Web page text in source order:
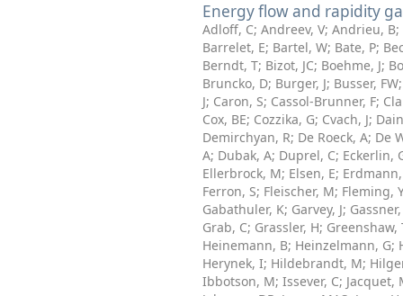
Energy flow and rapidity
Adloff, C; Andreev, V; Andrieu, B;
Barrelet, E; Bartel, W; Bate, P;
Berndt, T; Bizot, JC; Boehme, J;
Bruncko, D; Burger, J; Busser, FW
J; Caron, S; Cassol-Brunner, F;
Cox, BE; Cozzika, G; Cvach, J;
Demirchyan, R; De Roeck, A; De
A; Dubak, A; Duprel, C; Eckerlin,
Ellerbrock, M; Elsen, E;
Ferron, S; Fleischer, M; Fleming,
Gabathuler, K; Garvey, J; Gassner,
Grab, C; Grassler, H; Greenshaw,
Heinemann, B; Heinzelmann, G;
Herynek, I; Hildebrandt, M;
Ibbotson, M; Issever, C; Jacquet,